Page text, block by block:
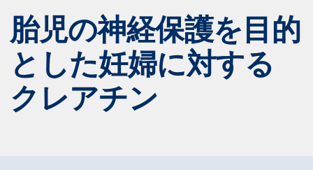
胎児の神経保護を目的
とした妊婦に対する
クレアチン